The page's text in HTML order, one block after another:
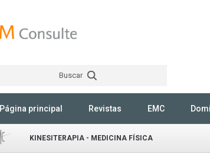
Buscar
Página principal Revistas EMC
KINESITERAPIA - MEDICINA FÍSICA